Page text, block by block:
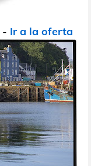
- Ir a la oferta